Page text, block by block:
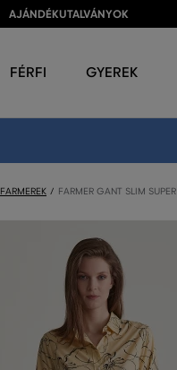
AJÁNDÉKUTALVÁNYOK
FÉRFI GYEREK
FARMEREK FARMER GANT SLIM